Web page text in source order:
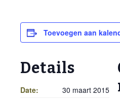
Toevoegen aan
Details
Date:
30 maart 2015